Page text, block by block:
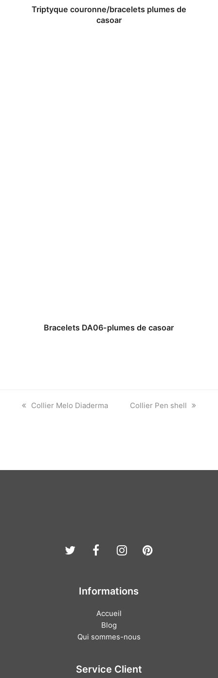
Triptyque couronne/bracelets plumes de
casoar
Bracelets DA06-plumes de casoar
previous
Collier Melo Diaderma
next
Collier Pen shell
TwitterFacebook
Instagram
Pinterest
Informations
Accueil
Blog
Qui sommes-nous
Service Client